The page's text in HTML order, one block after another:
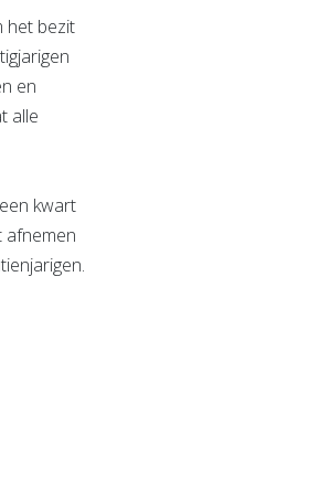
het bezit
en
alle
kwart
afnemen